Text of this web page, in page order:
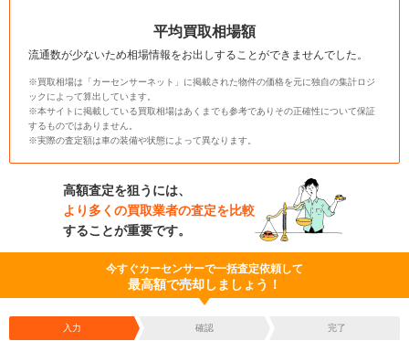
平均買取相場額
流通数が少ないため相場情報をお出しすることができませんでした。
※買取相場は「カーセンサーネット」に掲載された物件の価格を元に独自の集計ロジ
ックによって算出しています。
※本サイトに掲載している買取相場はあくまでも参考でありその正確性について保証
するものではありません。
※実際の査定額は車の装備や状態によって異なります。
高額査定を狙うには、
より多くの買取業者の査定を比較
することが重要です。
今すぐカーセンサーで一括査定依頼して
最高額で売却しましょう！
入力 確認 完了